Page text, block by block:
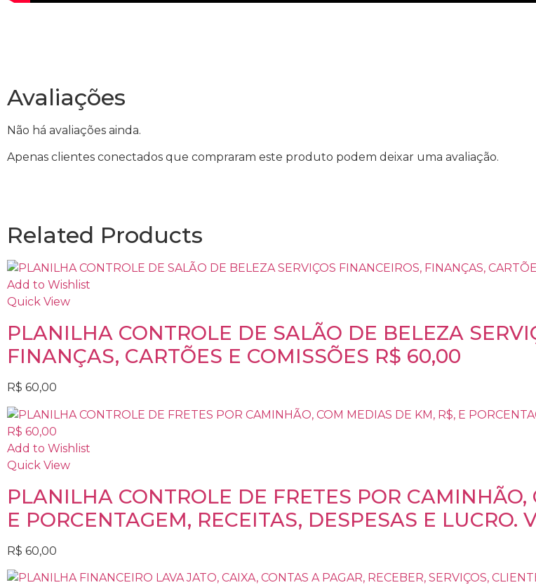
Avaliações
Não há avaliações ainda.
Apenas clientes conectados que compraram este produto podem deixar uma avaliação.
Related Products
Add to Wishlist
Quick View
PLANILHA CONTROLE DE SALÃO DE BELEZA
FINANÇAS, CARTÕES E COMISSÕES R$ 60,00
R$ 60,00
Add to Wishlist
Quick View
PLANILHA CONTROLE DE FRETES POR
E PORCENTAGEM, RECEITAS, DESPESAS E LUCRO.
R$ 60,00